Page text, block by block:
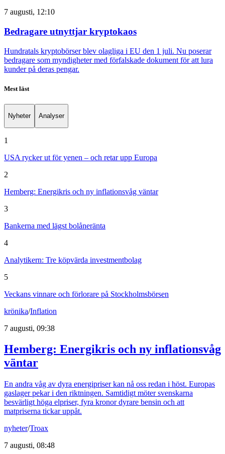
7 augusti, 12:10
Bedragare utnyttjar kryptokaos
Hundratals kryptobörser blev olagliga i EU den 1 juli. Nu poserar
bedragare som myndigheter med förfalskade dokument för att lura
kunder på deras pengar.
Mest läst
Nyheter Analyser
1
USA rycker ut för yenen – och retar upp Europa
2
Hemberg: Energikris och ny inflationsvåg väntar
3
Bankerna med lägst bolåneränta
4
Analytikern: Tre köpvärda investmentbolag
5
Veckans vinnare och förlorare på Stockholmsbörsen
krönika/Inflation
7 augusti, 09:38
Hemberg: Energikris och ny inflationsvåg
väntar
En andra våg av dyra energipriser kan nå oss redan i höst. Europas
gaslager pekar i den riktningen. Samtidigt möter svenskarna
besvärligt höga elpriser, fyra kronor dyrare bensin och att
matpriserna tickar uppåt.
nyheter/Troax
7 augusti, 08:48